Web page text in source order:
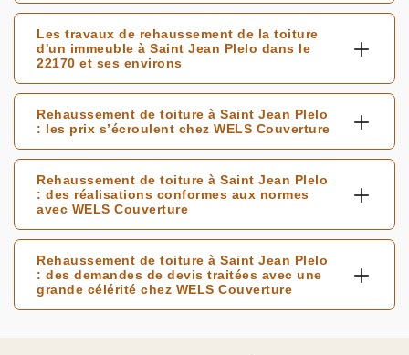
Les travaux de rehaussement de la toiture
d'un immeuble à Saint Jean Plelo dans le
22170 et ses environs
Rehaussement de toiture à Saint Jean Plelo
: les prix s’écroulent chez WELS Couverture
Rehaussement de toiture à Saint Jean Plelo
: des réalisations conformes aux normes
avec WELS Couverture
Rehaussement de toiture à Saint Jean Plelo
: des demandes de devis traitées avec une
grande célérité chez WELS Couverture